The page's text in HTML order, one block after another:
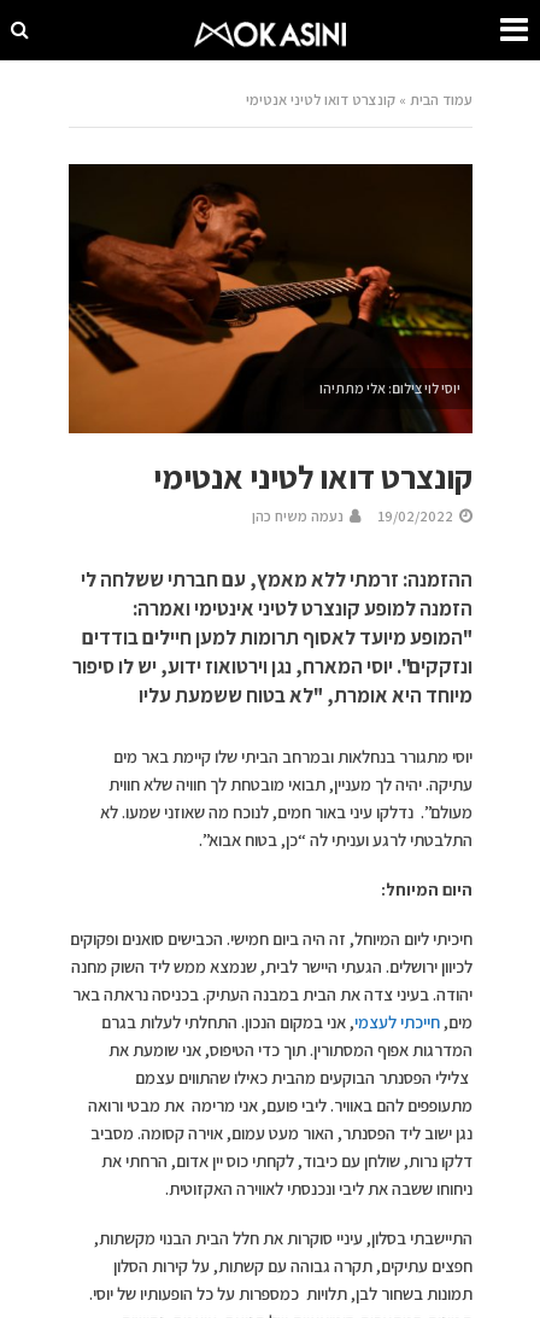
עמוד הבית »קונצרט דואו לטיני אנטימי
יוסי לוי צילום: אלי מתתיהו
קונצרט דואו לטיני אנטימי
19/02/2022 נעמה משיח כהן
ההזמנה: זרמתי ללא מאמץ, עם חברתי ששלחה לי
הזמנה למופע קונצרט לטיני אינטימי ואמרה:
"המופע מיועד לאסוף תרומות למען חיילים בודדים
ונזקקים". יוסי המארח, נגן וירטואוז ידוע, יש לו סיפור
מיוחד היא אומרת, "לא בטוח ששמעת עליו
יוסי מתגורר בנחלאות ובמרחב הביתי שלו קיימת באר מים
עתיקה. יהיה לך מעניין, תבואי מובטחת לך חוויה שלא חווית
מעולם”. נדלקו עיני באור חמים, לנוכח מה שאוזני שמעו. לא
התלבטתי לרגע ועניתי לה “כן, בטוח אבוא”.
היום המיוחל:
חיכיתי ליום המיוחל, זה היה ביום חמישי. הכבישים סואנים ופקוקים
לכיוון ירושלים. הגעתי היישר לבית, שנמצא ממש ליד השוק מחנה
יהודה. בעיני צדה את הבית במבנה העתיק. בכניסה נראתה באר
מים,חייכתי לעצמי, אני במקום הנכון. התחלתי לעלות בגרם
המדרגות אפוף המסתורין. תוך כדי הטיפוס, אני שומעת את
צלילי הפסנתר הבוקעים מהבית כאילו שהתווים עצמם
מתעופפים להם באוויר. ליבי פועם, אני מרימה את מבטי ורואה
נגן ישוב ליד הפסנתר, האור מעט עמום, אוירה קסומה. מסביב
דלקו נרות, שולחן עם כיבוד, לקחתי כוס יין אדום, הרחתי את
ניחוחו ששבה את ליבי ונכנסתי לאווירה האקזוטית.
התיישבתי בסלון, עיניי סוקרות את חלל הבית הבנוי מקשתות,
חפצים עתיקים, תקרה גבוהה עם קשתות, על קירות הסלון
תמונות בשחור לבן, תלויות כמספרות על כל הופעותיו של יוסי.